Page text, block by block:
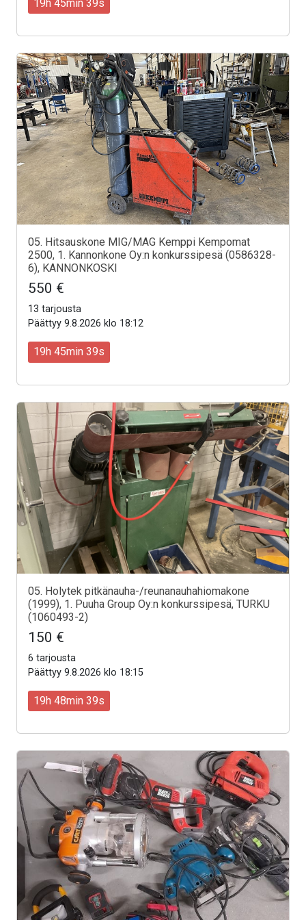
19h 45min 37s
05. Hitsauskone MIG/MAG Kemppi Kempomat
2500, 1. Kannonkone Oy:n konkurssipesä (0586328-
6), KANNONKOSKI
550 €
13 tarjousta
Päättyy 9.8.2026 klo 18:12
19h 45min 37s
05. Holytek pitkänauha-/reunanauhahiomakone
(1999), 1. Puuha Group Oy:n konkurssipesä, TURKU
(1060493-2)
150 €
6 tarjousta
Päättyy 9.8.2026 klo 18:15
19h 48min 37s